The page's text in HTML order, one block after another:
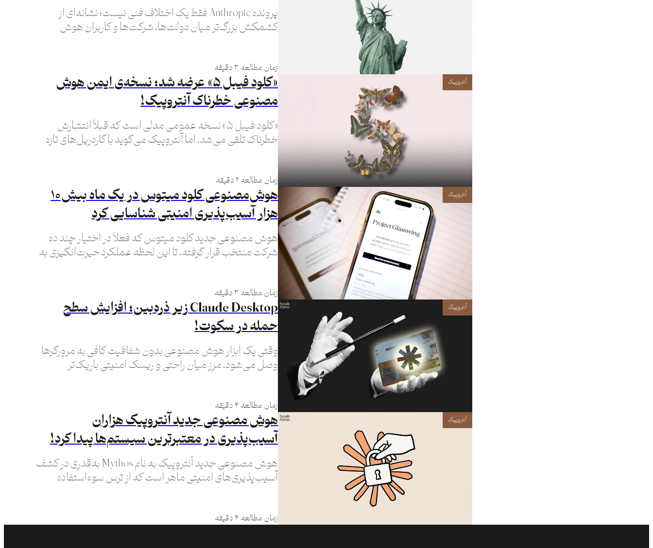
پرونده Anthropic فقط یک اختلاف فنی نیست؛ نشانه‌ای از
کشمکش بزرگ‌تر میان دولت‌ها، شرکت‌ها و کاربران هوش
زمان مطالعه ۳ دقیقه
آنتروپیک
«کلود فیبل ۵» عرضه شد؛ نسخه‌ی ایمن هوش
مصنوعی خطرناک آنتروپیک!
«کلود فیبل ۵» نسخه عمومی مدلی است که قبلاً انتشارش
خطرناک تلقی می‌شد، اما آنتروپیک می‌گوید با گاردریل‌های تازه
زمان مطالعه ۲ دقیقه
آنتروپیک
هوش‌مصنوعی کلود میتوس در یک ماه بیش ۱۰
هزار آسیب‌پذیری امنیتی شناسایی کرد
هوش مصنوعی جدید کلود میتوس که فعلاً در اختیار چند ده
شرکت منتخب قرار گرفته، تا این لحظه عملکرد حیرت‌انگیزی به
زمان مطالعه ۳ دقیقه
آنتروپیک
Claude Desktop زیر ذره‌بین؛ افزایش سطح
حمله در سکوت!
وقتی یک ابزار هوش مصنوعی بدون شفافیت کافی به مرورگرها
وصل می‌شود، مرز میان راحتی و ریسک امنیتی باریک‌تر
زمان مطالعه ۴ دقیقه
آنتروپیک
هوش مصنوعی جدید آنتروپیک هزاران
آسیب‌پذیری در معتبرترین سیستم‌ها پیدا کرد!
هوش مصنوعی جدید آنتروپیک به نام Mythos به‌قدری در کشف
آسیب‌پذیری‌های امنیتی ماهر است که از ترس سوءاستفاده
زمان مطالعه ۴ دقیقه